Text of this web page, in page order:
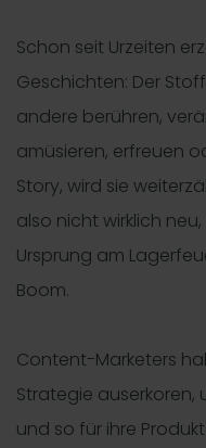
Schon seit Urzeiten
Geschichten: Der
andere berühren,
amüsieren, erfreuen
Story, wird sie
also nicht wirklich
Ursprung am
Boom.
Content-Marketers
Strategie
und so für ihre